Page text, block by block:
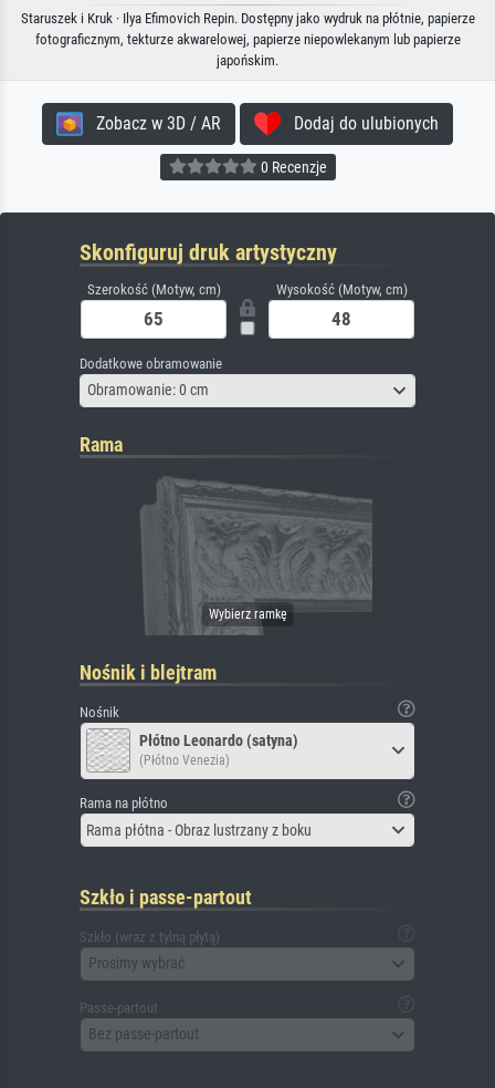
Staruszek i Kruk · Ilya Efimovich Repin. Dostępny jako wydruk na płótnie, papierze
fotograficznym, tekturze akwarelowej, papierze niepowlekanym lub papierze
japońskim.
Zobacz w 3D / AR Dodaj do ulubionych
0 Recenzje
Skonfiguruj druk artystyczny
Szerokość (Motyw, cm) Wysokość (Motyw, cm)
Dodatkowe obramowanie
Obramowanie: 0 cm
Rama
Nośnik i blejtram
Nośnik
Płótno Leonardo (satyna)
(Płótno Venezia)
Rama na płótno
Rama płótna - Obraz lustrzany z boku
Szkło i passe-partout
Szkło (wraz z tylną płytą)
Prosimy wybrać
Passe-partout
Bez passe-partout